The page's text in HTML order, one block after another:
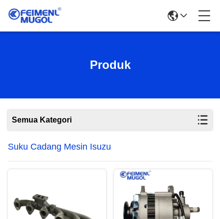
Produk
Semua Kategori
Suku Cadang Mesin Isuzu